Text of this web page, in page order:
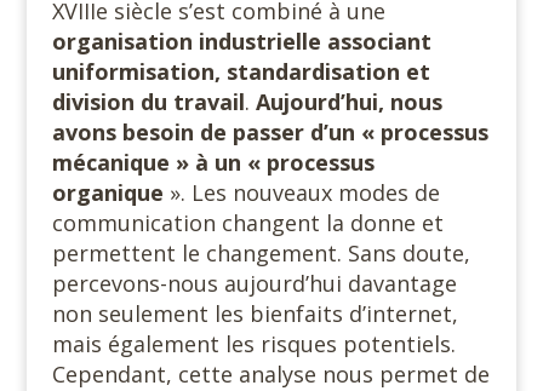
XVIIIe siècle s’est combiné à une
organisation industrielle associant
uniformisation, standardisation et
division du travail. Aujourd’hui, nous
avons besoin de passer d’un « processus
mécanique » à un « processus
organique ». Les nouveaux modes de
communication changent la donne et
permettent le changement. Sans doute,
percevons-nous aujourd’hui davantage
non seulement les bienfaits d’internet,
mais également les risques potentiels.
Cependant, cette analyse nous permet de